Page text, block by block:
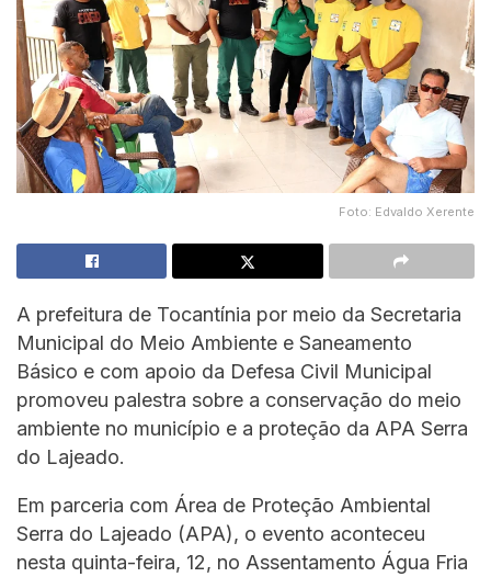
Foto: Edvaldo Xerente
A prefeitura de Tocantínia por meio da Secretaria
Municipal do Meio Ambiente e Saneamento
Básico e com apoio da Defesa Civil Municipal
promoveu palestra sobre a conservação do meio
ambiente no município e a proteção da APA Serra
do Lajeado.
Em parceria com Área de Proteção Ambiental
Serra do Lajeado (APA), o evento aconteceu
nesta quinta-feira, 12, no Assentamento Água Fria